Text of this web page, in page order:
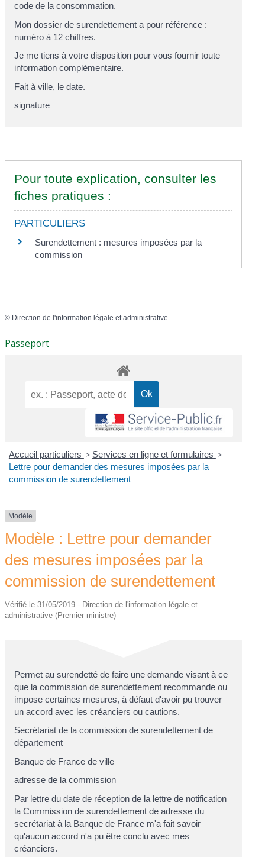
code de la consommation.
Mon dossier de surendettement a pour référence :
numéro à 12 chiffres.
Je me tiens à votre disposition pour vous fournir toute
information complémentaire.
Fait àville, ledate.
signature
Pour toute explication, consulter les
fiches pratiques :
PARTICULIERS
Surendettement : mesures imposées par la
commission
© Direction de l'information légale et administrative
Passeport
Accueil particuliers > Services en ligne et formulaires >
Lettre pour demander des mesures imposées par la
commission de surendettement
Modèle
Modèle : Lettre pour demander
des mesures imposées par la
commission de surendettement
Vérifié le 31/05/2019 - Direction de l'information légale et
administrative (Premier ministre)
Permet au surendetté de faire une demande visant à ce
que la commission de surendettement recommande ou
impose certaines mesures, à défaut d'avoir pu trouver
un accord avec les créanciers ou cautions.
Secrétariat de la commission de surendettement de
département
Banque de France deville
adresse de la commission
Par lettre dudate de réception de la lettre de notification
la Commission de surendettement deadresse du
secrétariat à la Banque de France m'a fait savoir
qu'aucun accord n'a pu être conclu avec mes
créanciers.